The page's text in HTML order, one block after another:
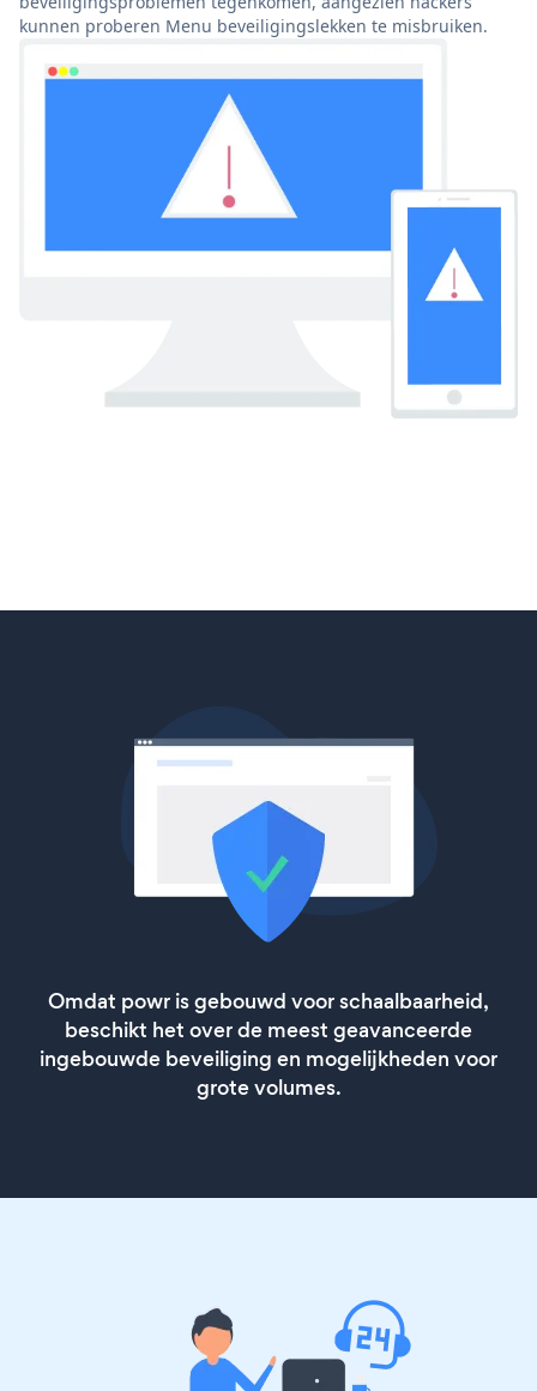
kunnen proberen Menu beveiligingslekken te misbruiken.
Omdat powr is gebouwd voor schaalbaarheid,
beschikt het over de meest geavanceerde
ingebouwde beveiliging en mogelijkheden voor
grote volumes.